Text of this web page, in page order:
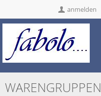
anmelden
WARENGRUPPEN